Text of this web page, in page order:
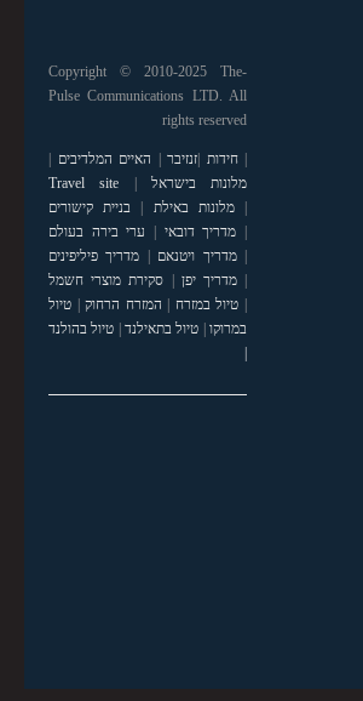
Copyright © 2010-2025 The-
Pulse Communications LTD. All
rights reserved
|חידות |זנזיבר | האיים המלדיבים |
מלונות בישראל |
Travel site
|מלונות באילת | בניית קישורים
| מדריך דובאי | ערי בירה בעולם
|מדריך ויטנאם | מדריך פיליפינים
|מדריך יפן | סקירת מוצרי חשמל
| טיול במזרח | המזרח הרחוק| טיול
במרוקו| טיול בתאילנד| טיול בהולנד
|